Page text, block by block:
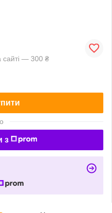
сайті — 300 ₴
з